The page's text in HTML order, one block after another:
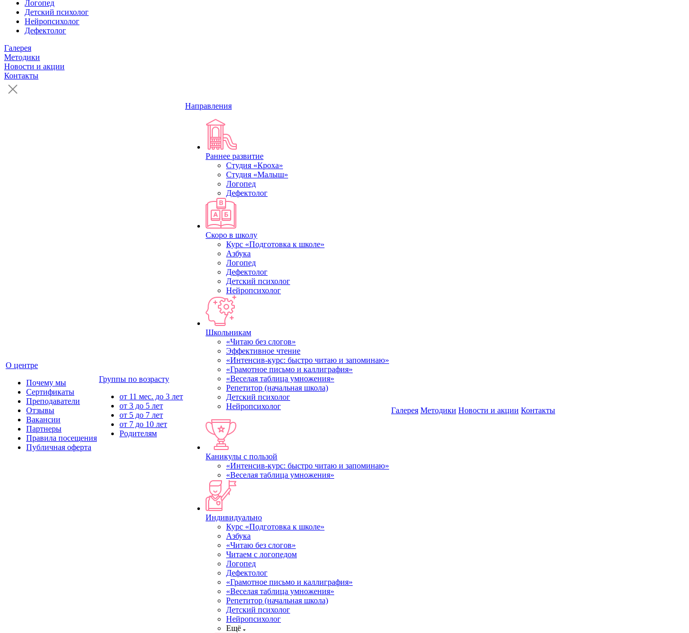
Логопед
Детский психолог
Нейропсихолог
Дефектолог
Галерея
Методики
Новости и акции
Контакты
О центре
Почему мы
Сертификаты
Преподаватели
Отзывы
Вакансии
Партнеры
Правила посещения
Публичная оферта
Группы по возрасту
от 11 мес. до 3 лет
от 3 до 5 лет
от 5 до 7 лет
от 7 до 10 лет
Родителям
Направления
Раннее развитие
Студия «Кроха»
Студия «Малыш»
Логопед
Дефектолог
Скоро в школу
Курс «Подготовка к школе»
Азбука
Логопед
Дефектолог
Детский психолог
Нейропсихолог
Школьникам
«Читаю без слогов»
Эффективное чтение
«Интенсив-курс: быстро читаю и запоминаю»
«Грамотное письмо и каллиграфия»
«Веселая таблица умножения»
Репетитор (начальная школа)
Детский психолог
Нейропсихолог
Каникулы с пользой
«Интенсив-курс: быстро читаю и запоминаю»
«Веселая таблица умножения»
Индивидуально
Курс «Подготовка к школе»
Азбука
«Читаю без слогов»
Читаем с логопедом
Логопед
Дефектолог
«Грамотное письмо и каллиграфия»
«Веселая таблица умножения»
Репетитор (начальная школа)
Детский психолог
Нейропсихолог
Ещё
Галерея Методики Новости и акции Контакты